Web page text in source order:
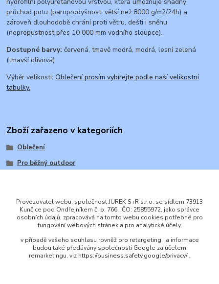
průchod potu (paroprodyšnost: větší než 8000 g/m2/24h) a
zároveň dlouhodobě chrání proti větru, dešti i sněhu
(nepropustnost přes 10 000 mm vodního sloupce).
Dostupné barvy:červená, tmavě modrá, modrá, lesní zelená
(tmavší olivová)
Výběr velikosti:Oblečení prosím vybírejte podle naší velikostní
tabulky.
Zboží zařazeno v kategoriích
Oblečení
Pro běžný outdoor
ENGLISH
© 2016 JUREK S+R s.r.o., IČ 25855972
Provozovatel webu, společnost JUREK S+R s.r.o. se sídlem 73913
Kunčice pod Ondřejníkem č. p. 766, IČO: 25855972, jako správce
osobních údajů, zpracovává na tomto webu cookies potřebné pro
fungování webových stránek a pro analytické účely,
v případě vašeho souhlasu rovněž pro retargeting, a informace
budou také předávány společnosti Google za účelem
remarketingu, viz https://business.safety.google/privacy/.